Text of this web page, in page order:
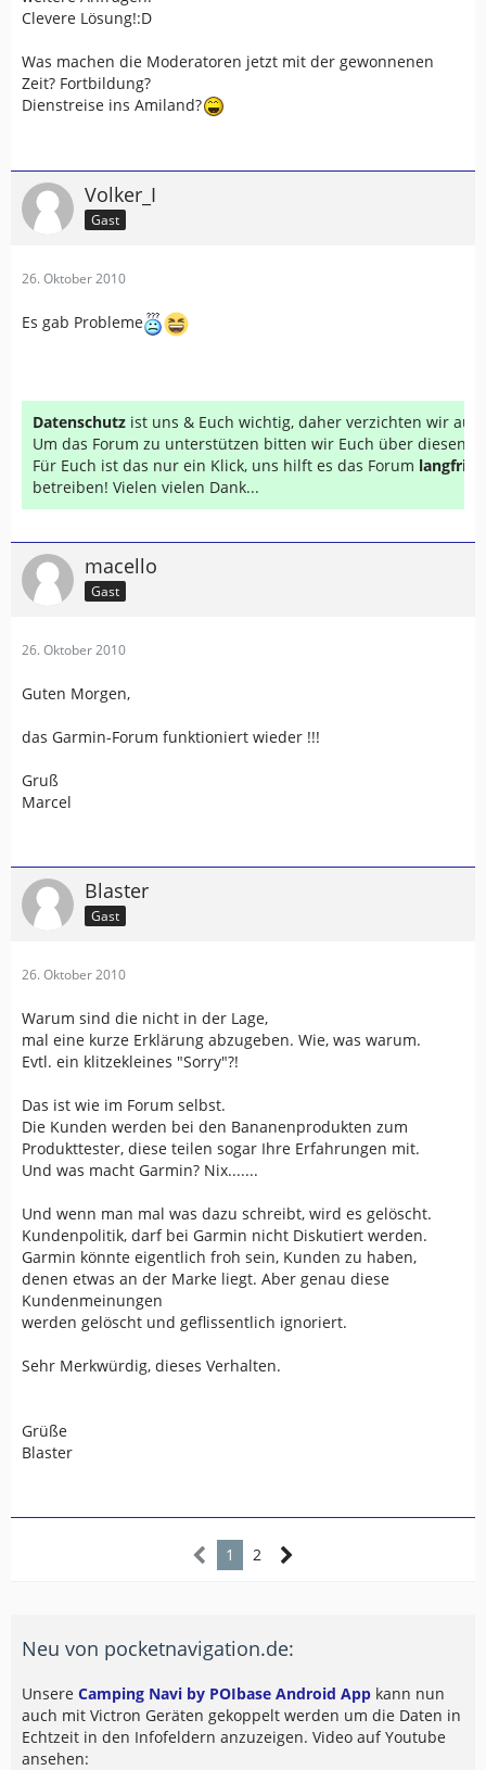
Clevere Lösung!:D
Was machen die Moderatoren jetzt mit der gewonnenen
Zeit? Fortbildung?
Dienstreise ins Amiland?
Volker_I
Gast
26. Oktober 2010
Es gab Probleme
Datenschutz ist uns & Euch wichtig, daher verzichten wir auf
Um das Forum zu unterstützen bitten wir Euch über diesen
Für Euch ist das nur ein Klick, uns hilft es das Forum
betreiben! Vielen vielen Dank...
macello
Gast
26. Oktober 2010
Guten Morgen,
das Garmin-Forum funktioniert wieder !!!
Gruß
Marcel
Blaster
Gast
26. Oktober 2010
Warum sind die nicht in der Lage,
mal eine kurze Erklärung abzugeben. Wie, was warum.
Evtl. ein klitzekleines "Sorry"?!
Das ist wie im Forum selbst.
Die Kunden werden bei den Bananenprodukten zum
Produkttester, diese teilen sogar Ihre Erfahrungen mit.
Und was macht Garmin? Nix.......
Und wenn man mal was dazu schreibt, wird es gelöscht.
Kundenpolitik, darf bei Garmin nicht Diskutiert werden.
Garmin könnte eigentlich froh sein, Kunden zu haben,
denen etwas an der Marke liegt. Aber genau diese
Kundenmeinungen
werden gelöscht und geflissentlich ignoriert.
Sehr Merkwürdig, dieses Verhalten.
Grüße
Blaster
1 2
Neu von pocketnavigation.de:
Unsere Camping Navi by POIbase Android App kann nun
auch mit Victron Geräten gekoppelt werden um die Daten in
Echtzeit in den Infofeldern anzuzeigen. Video auf Youtube
ansehen: